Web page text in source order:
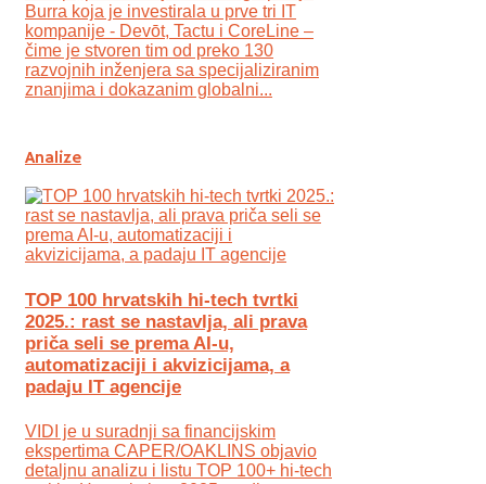
Burra koja je investirala u prve tri IT
kompanije - Devōt, Tactu i CoreLine –
čime je stvoren tim od preko 130
razvojnih inženjera sa specijaliziranim
znanjima i dokazanim globalni...
Analize
TOP 100 hrvatskih hi-tech tvrtki
2025.: rast se nastavlja, ali prava
priča seli se prema AI-u,
automatizaciji i akvizicijama, a
padaju IT agencije
VIDI je u suradnji sa financijskim
ekspertima CAPER/OAKLINS objavio
detaljnu analizu i listu TOP 100+ hi-tech